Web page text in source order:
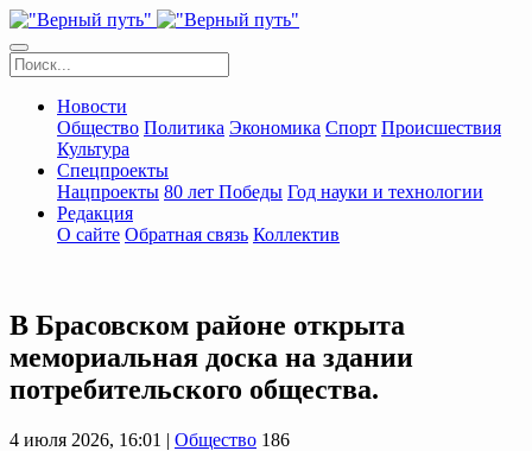
Новости
Общество Политика Экономика Спорт Происшествия
Культура
Спецпроекты
Нацпроекты 80 лет Победы Год науки и технологии
Редакция
О сайте Обратная связь Коллектив
В Брасовском районе открыта
мемориальная доска на здании
потребительского общества.
4 июля 2026, 16:01 | Общество 186